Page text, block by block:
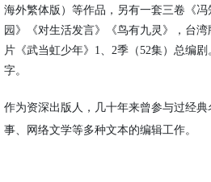
海外繁体版） 等作品， 另有一套三卷 《
园》《对生活发言》《鸟有九灵》
， 台湾
片《武当虹少年》1
2季（52集）总编剧
字。
作为资深出版人，几十年来曾参与过经典
事、网络文学等多种文本的编辑工作。